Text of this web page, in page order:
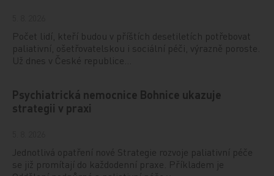
Počet lidí, kteří budou v příštích desetiletích potřebovat
paliativní, ošetřovatelskou i sociální péči, výrazně poroste.
Už dnes v České republice…
Psychiatrická nemocnice Bohnice ukazuje
strategii v praxi
Jednotlivá opatření nové Strategie rozvoje paliativní péče
se již promítají do každodenní praxe. Příkladem je